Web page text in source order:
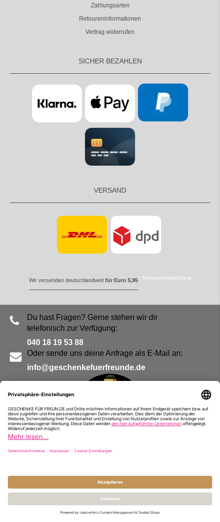
Zahlungsarten
Retoureninformationen
Vertrag widerrufen
SICHER BEZAHLEN
VERSAND
Wir versenden deutschlandweit für Euro 5,95 Retourenabwicklung
Du hast Fragen? Gerne stehen wir dir
telefonisch zur Verfügung:
040 18 19 53 88
Oder sende uns deine Anfrage als E-Mail an:
info@geschenkefuerfreunde.de
Impressum
© Geschenke für Freunde